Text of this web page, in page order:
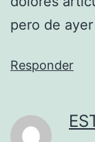
pero de
Responder